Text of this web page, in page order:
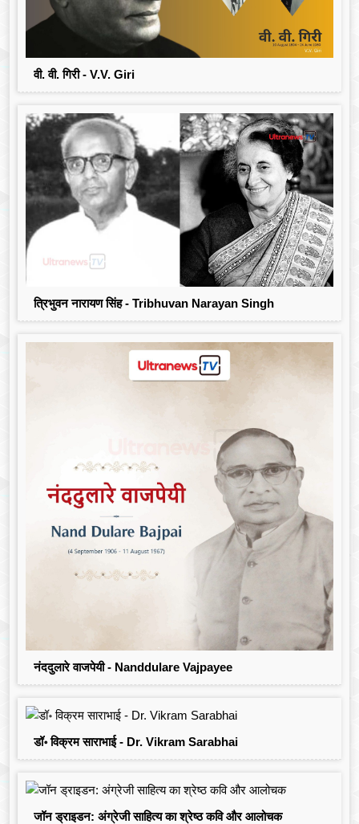
वी. वी. गिरी - V.V. Giri
त्रिभुवन नारायण सिंह - Tribhuvan Narayan Singh
नंददुलारे वाजपेयी - Nanddulare Vajpayee
डॉ॰ विक्रम साराभाई - Dr. Vikram Sarabhai
जॉन ड्राइडन: अंग्रेजी साहित्य का श्रेष्ठ कवि और आलोचक